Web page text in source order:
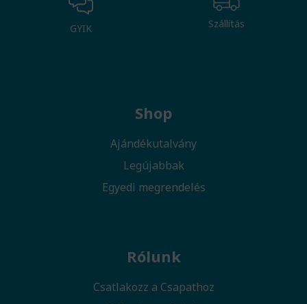
GYIK Szállítás
Shop
Ajándékutalvány
Legújabbak
Egyedi megrendelés
Rólunk
Csatlakozz a Csapathoz